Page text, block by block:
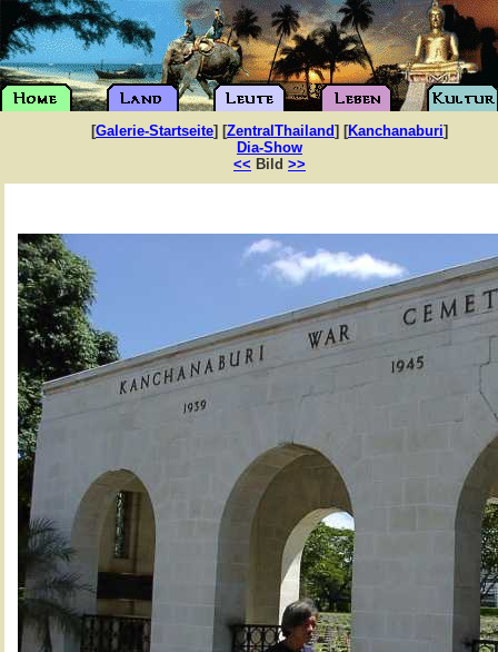
[Galerie-Startseite] [ZentralThailand] [Kanchanaburi]
Dia-Show
<< Bild >>